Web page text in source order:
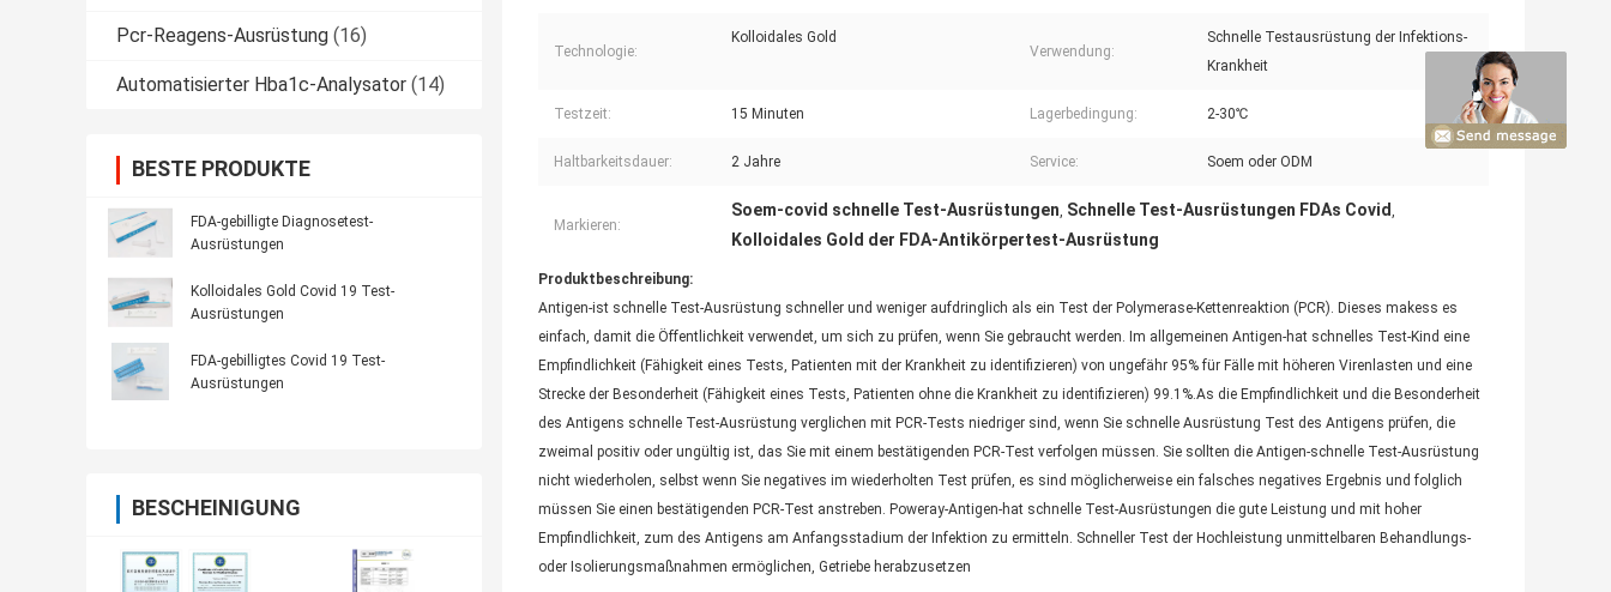
Pcr-Reagens-Ausrüstung (16)
Automatisierter Hba1c-Analysator (14)
BESTE PRODUKTE
FDA-gebilligte Diagnosetest-
Ausrüstungen
Kolloidales Gold Covid 19 Test-
Ausrüstungen
FDA-gebilligtes Covid 19 Test-
Ausrüstungen
BESCHEINIGUNG
Technologie:
Kolloidales Gold
Verwendung:
Schnelle Testausrüstung der Infektions-
Krankheit
Testzeit: 15 Minuten Lagerbedingung: 2-30℃
Haltbarkeitsdauer: 2 Jahre Service: Soem oder ODM
Markieren:
Soem-covid schnelle Test-Ausrüstungen, Schnelle Test-Ausrüstungen FDAs Covid,
Kolloidales Gold der FDA-Antikörpertest-Ausrüstung
Produktbeschreibung:
Antigen-ist schnelle Test-Ausrüstung schneller und weniger aufdringlich als ein Test der Polymerase-Kettenreaktion (PCR). Dieses makess es
einfach, damit die Öffentlichkeit verwendet, um sich zu prüfen, wenn Sie gebraucht werden. Im allgemeinen Antigen-hat schnelles Test-Kind eine
Empfindlichkeit (Fähigkeit eines Tests, Patienten mit der Krankheit zu identifizieren) von ungefähr 95% für Fälle mit höheren Virenlasten und eine
Strecke der Besonderheit (Fähigkeit eines Tests, Patienten ohne die Krankheit zu identifizieren) 99.1%.As die Empfindlichkeit und die Besonderheit
des Antigens schnelle Test-Ausrüstung verglichen mit PCR-Tests niedriger sind, wenn Sie schnelle Ausrüstung Test des Antigens prüfen, die
zweimal positiv oder ungültig ist, das Sie mit einem bestätigenden PCR-Test verfolgen müssen. Sie sollten die Antigen-schnelle Test-Ausrüstung
nicht wiederholen, selbst wenn Sie negatives im wiederholten Test prüfen, es sind möglicherweise ein falsches negatives Ergebnis und folglich
müssen Sie einen bestätigenden PCR-Test anstreben. Poweray-Antigen-hat schnelle Test-Ausrüstungen die gute Leistung und mit hoher
Empfindlichkeit, zum des Antigens am Anfangsstadium der Infektion zu ermitteln. Schneller Test der Hochleistung unmittelbaren Behandlungs-
oder Isolierungsmaßnahmen ermöglichen, Getriebe herabzusetzen